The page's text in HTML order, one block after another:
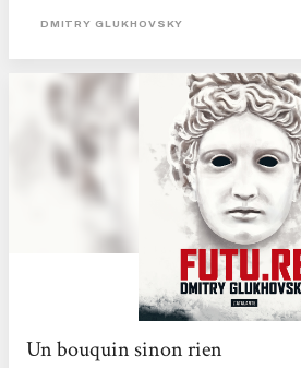
utopie abritant 120 milliards d'habitants, où la
DMITRY GLUKHOVSKY
Un bouquin sinon rien